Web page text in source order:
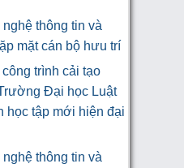
thông tin và
mặt cán bộ hưu trí
trình cải tạo
Đại học Luật
học tập mới hiện đại
thông tin và